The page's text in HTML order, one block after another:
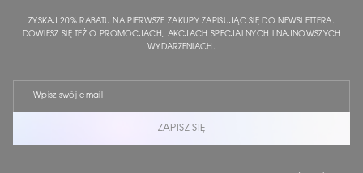
ZYSKAJ 20% RABATU NA PIERWSZE ZAKUPY ZAPISUJĄC SIĘ DO NEWSLETTERA.
DOWIESZ SIĘ TEŻ O PROMOCJACH, AKCJACH SPECJALNYCH I NAJNOWSZYCH
WYDARZENIACH.
ZAPISZ SIĘ